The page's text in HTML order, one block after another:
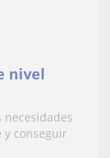
nivel
y conseguir